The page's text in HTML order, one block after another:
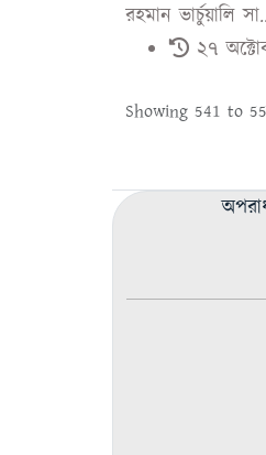
রহমান ভার্চুয়ালি
২৭
Showing 541 to